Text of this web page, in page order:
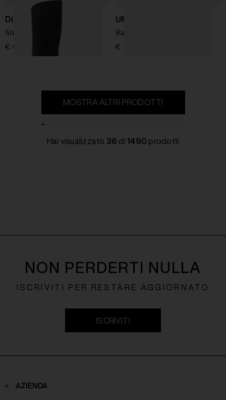
Diesel
Stivali in pelle Venus
€ 695,00
UMA WANG
Ballerine in pelle
€ 715,00
MOSTRA ALTRI PRODOTTI
Hai visualizzato 36 di1490 prodotti
NON PERDERTI NULLA
ISCRIVITI PER RESTARE AGGIORNATO
ISCRIVITI
AZIENDA